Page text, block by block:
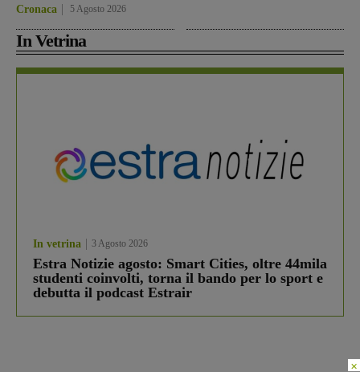
Cronaca 5 Agosto 2026
In Vetrina
In vetrina 3 Agosto 2026
Estra Notizie agosto: Smart Cities, oltre 44mila
studenti coinvolti, torna il bando per lo sport e
debutta il podcast Estrair
×